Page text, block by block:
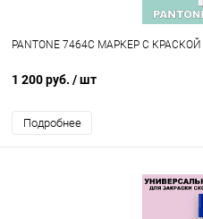
PANTONE 7464C МАРКЕР С КРАСКОЙ
1 200 руб. / шт
Подробнее